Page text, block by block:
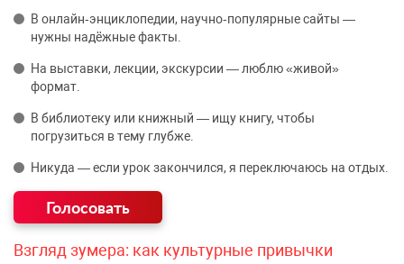
В онлайн‑энциклопедии, научно‑популярные сайты —
нужны надёжные факты.
На выставки, лекции, экскурсии — люблю «живой»
формат.
В библиотеку или книжный — ищу книгу, чтобы
погрузиться в тему глубже.
Никуда — если урок закончился, я переключаюсь на отдых.
Взгляд зумера: как культурные привычки